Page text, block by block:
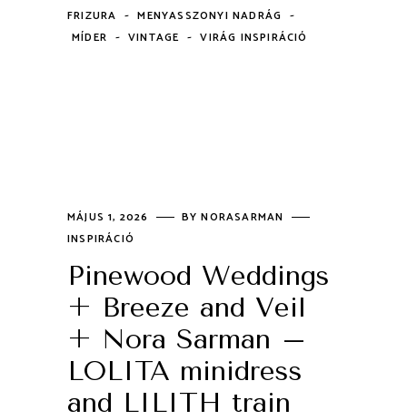
FRIZURA - MENYASSZONYI NADRÁG -
MÍDER - VINTAGE - VIRÁG INSPIRÁCIÓ
MÁJUS 1, 2026 BYNORASARMAN
INSPIRÁCIÓ
Pinewood Weddings
+ Breeze and Veil
+ Nora Sarman –
LOLITA minidress
and LILITH train